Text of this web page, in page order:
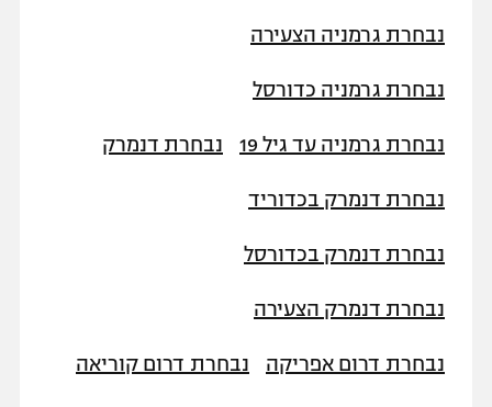
נבחרת גרמניה הצעירה
נבחרת גרמניה כדורסל
נבחרת גרמניה עד גיל 19 נבחרת דנמרק
נבחרת דנמרק בכדוריד
נבחרת דנמרק בכדורסל
נבחרת דנמרק הצעירה
נבחרת דרום אפריקה נבחרת דרום קוריאה